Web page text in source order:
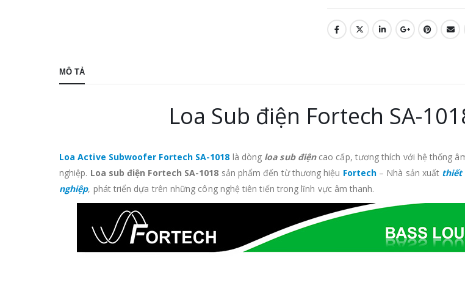
MÔ TẢ
Loa Sub điện Fortech SA-
Loa Active Subwoofer Fortech SA-1018 là dòng loa sub điệncao cấp, tương thích với hệ thống
nghiệp. Loa sub điện Fortech SA-1018 sản phẩm đến từ thương hiệu Fortech – Nhà sản xuất thiết
nghiệp, phát triển dựa trên những công nghệ tiên tiến trong lĩnh vực âm thanh.